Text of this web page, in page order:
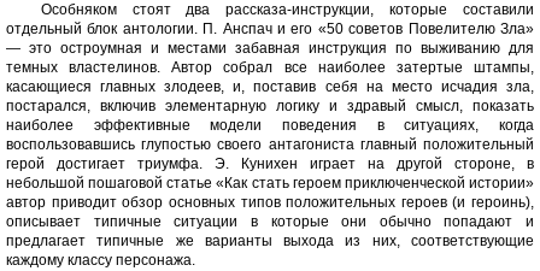
Особняком стоят два рассказа-инструкции, которые составили
отдельный блок антологии. П. Анспач и его «50 советов Повелителю Зла»
— это остроумная и местами забавная инструкция по выживанию для
темных властелинов. Автор собрал все наиболее затертые штампы,
касающиеся главных злодеев, и, поставив себя на место исчадия зла,
постарался, включив элементарную логику и здравый смысл, показать
наиболее эффективные модели поведения в ситуациях, когда
воспользовавшись глупостью своего антагониста главный положительный
герой достигает триумфа. Э. Кунихен играет на другой стороне, в
небольшой пошаговой статье «Как стать героем приключенческой истории»
автор приводит обзор основных типов положительных героев (и героинь),
описывает типичные ситуации в которые они обычно попадают и
предлагает типичные же варианты выхода из них, соответствующие
каждому классу персонажа.